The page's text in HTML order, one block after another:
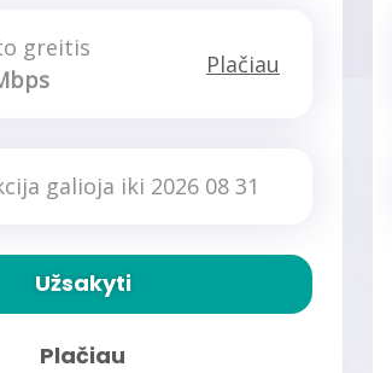
greitis
Plačiau
galioja iki 2026 08 31
Užsakyti
Plačiau